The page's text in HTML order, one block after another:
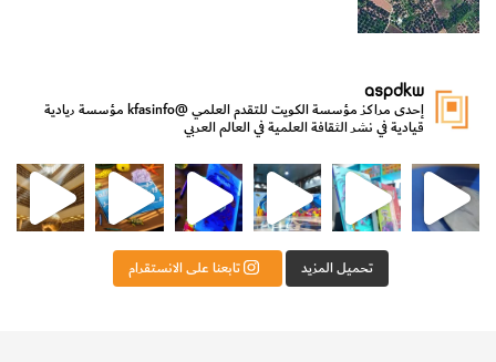
aspdkw
إحدى مراكز مؤسسة الكويت للتقدم العلمي@kfasinfo مؤسسة ريادية
قيادية في نشر الثقافة العلمية في العالم العربي
لشؤون الش
من الأعماق نكتشف ومن الكتب نتعلّم
⁨ ⁨ نتشرف بدعوتكم لزيارة جناح التقدم العلمي للنشر ⁨ رجعنا! ما كنّا بعيد! مجهزين لكم كل جديد!⁩
تحميل المزيد تابعنا على الانستقرام